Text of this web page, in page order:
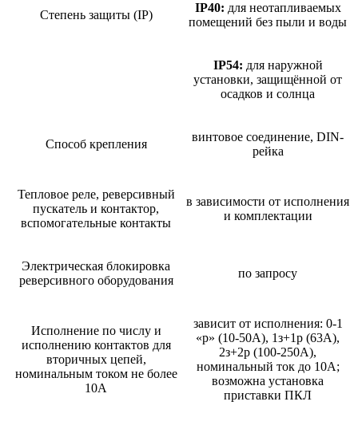
Степень защиты (IP)
IP40: для неотапливаемых
помещений без пыли и воды
IP54: для наружной
установки, защищённой от
осадков и солнца
Способ крепления
винтовое соединение, DIN-
рейка
Тепловое реле, реверсивный
пускатель и контактор,
вспомогательные контакты
в зависимости от исполнения
и комплектации
Электрическая блокировка
реверсивного оборудования
по запросу
Исполнение по числу и
исполнению контактов для
вторичных цепей,
номинальным током не более
10А
зависит от исполнения: 0-1
«р» (10-50А), 1з+1р (63А),
2з+2р (100-250А),
номинальный ток до 10А;
возможна установка
приставки ПКЛ